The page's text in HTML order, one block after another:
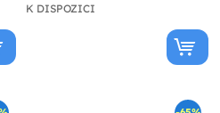
K DISPOZICI